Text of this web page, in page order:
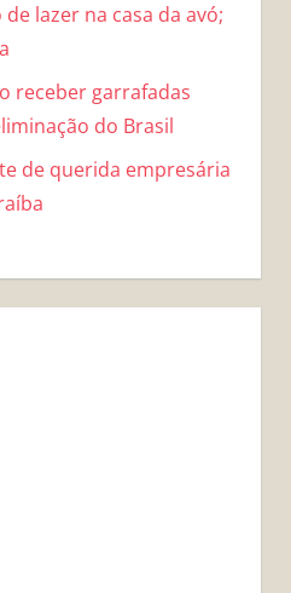
lazer na casa da avó;
receber garrafadas
do Brasil
de querida empresária